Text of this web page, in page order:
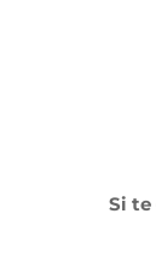
Si te